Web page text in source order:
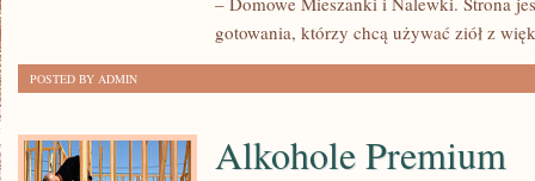
gotowania, którzy chcą używać ziół z
POSTED BY ADMIN
Alkohole Premium